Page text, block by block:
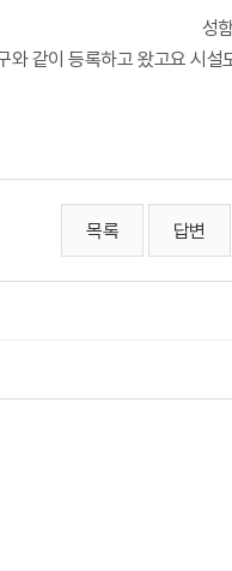
락
같이 등록하고 왔고요 시설
목록 답변